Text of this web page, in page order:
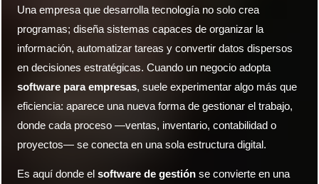
Una empresa que desarrolla tecnología no solo crea
programas; diseña sistemas capaces de organizar la
información, automatizar tareas y convertir datos dispersos
en decisiones estratégicas. Cuando un negocio adopta
software para empresas, suele experimentar algo más que
eficiencia: aparece una nueva forma de gestionar el trabajo,
donde cada proceso —ventas, inventario, contabilidad o
proyectos— se conecta en una sola estructura digital.
Es aquí donde elsoftware de gestión se convierte en una